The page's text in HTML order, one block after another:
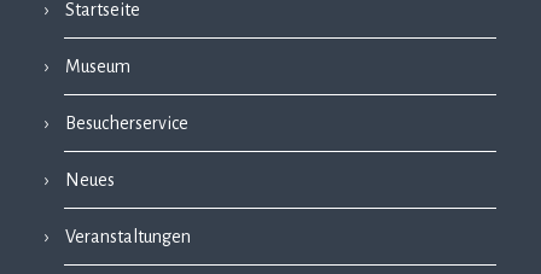
Startseite
Museum
Besucherservice
Neues
Veranstaltungen